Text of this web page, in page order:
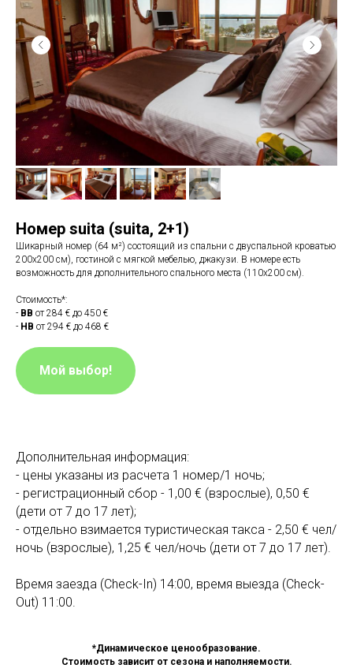
Номер suita (suita, 2+1)
Шикарный номер (64 м²) состоящий из спальни с двуспальной кроватью
200x200 см), гостиной с мягкой мебелью, джакузи. В номере есть
возможность для дополнительного спального места (110х200 см).
Стоимость*:
- BB от 284 € до 450 €
- HB от 294 € до 468 €
Мой выбор!
Дополнительная информация:
- цены указаны из расчета 1 номер/1 ночь;
- регистрационный сбор - 1,00 € (взрослые), 0,50 €
(дети от 7 до 17 лет);
- отдельно взимается туристическая такса - 2,50 € чел/
ночь (взрослые), 1,25 € чел/ночь (дети от 7 до 17 лет).
Время заезда (Check-In) 14:00, время выезда (Check-
Out) 11:00.
*Динамическое ценообразование.
Стоимость зависит от сезона и наполняемости.